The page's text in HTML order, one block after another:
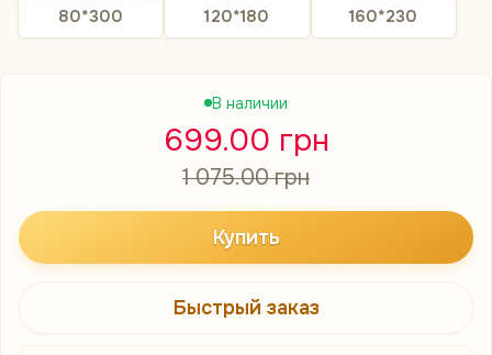
80*300
120*180 160*230
В наличии
699.00 грн
1 075.00 грн
Купить
Быстрый заказ